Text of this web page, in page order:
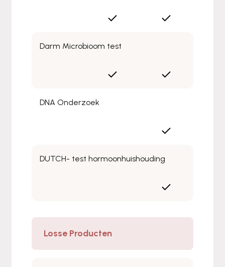
Darm Microbioom test
DNA Onderzoek
DUTCH- test hormoonhuishouding
Losse Producten